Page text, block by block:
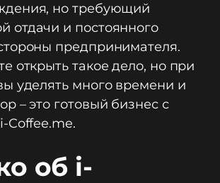
но требующий
отдачи и постоянного
предпринимателя.
открыть такое дело, но при
уделять много времени и
– это готовый бизнес с
Coffee.me.
об i-